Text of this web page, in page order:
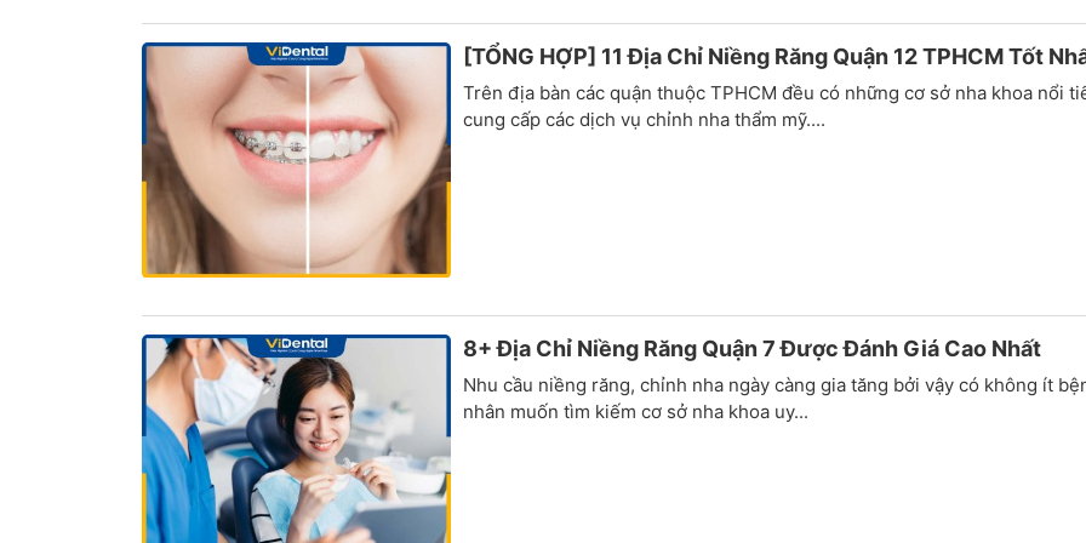
[TỔNG HỢP] 11 Địa Chỉ Niềng Răng Quận 12 TPHCM Tốt
Trên địa bàn các quận thuộc TPHCM đều có những cơ sở nha khoa nổi
cung cấp các dịch vụ chỉnh nha thẩm mỹ....
8+ Địa Chỉ Niềng Răng Quận 7 Được Đánh Giá Cao Nhất
Nhu cầu niềng răng, chỉnh nha ngày càng gia tăng bởi vậy có không ít
nhân muốn tìm kiếm cơ sở nha khoa uy...